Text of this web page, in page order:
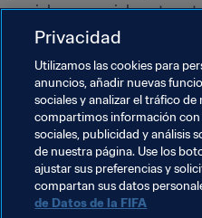
sociales, especialmente
presidente de la FIFA—. En
nacional. Está
sólidas para que el fútbol
Temas relacionados
Privacidad
Utilizamos las cookies para
anuncios, añadir nuevas
sociales y analizar el tráfico
compartimos información con
sociales, publicidad y análisis
de nuestra página. Use los
ajustar sus preferencias y
compartan sus datos
de Datos de la FIFA